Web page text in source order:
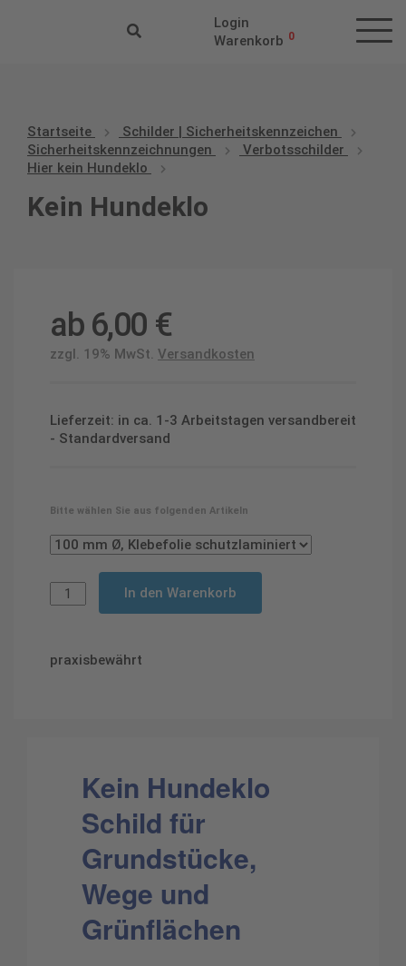
Login
Warenkorb 0
Startseite
Schilder | Sicherheitskennzeichen
Sicherheitskennzeichnungen
Verbotsschilder
Hier kein Hundeklo
Kein Hundeklo
ab 6,00 €
zzgl. 19% MwSt. Versandkosten
Lieferzeit: in ca. 1-3 Arbeitstagen versandbereit
- Standardversand
Bitte wählen Sie aus folgenden Artikeln
In den Warenkorb
praxisbewährt
Kein Hundeklo
Schild für
Grundstücke,
Wege und
Grünflächen